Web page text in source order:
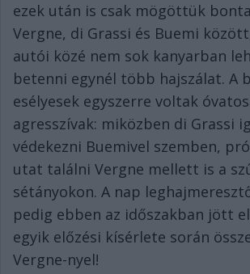
ezek után is csak mögöttük
Vergne, di Grassi és Buemi
autói közé nem sok kanyarban
betenni egynél több hajszálat. A
esélyesek egyszerre voltak
agresszívak: miközben di Grassi
védekezni Buemivel szemben,
utat találni Vergne mellett is a
sétányokon. A nap
pedig ebben az időszakban jött
egyik előzési kísérlete során
Vergne-nyel!